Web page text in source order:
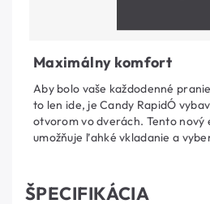
Maximálny komfort
Aby bolo vaše každodenné
to len ide, je Candy RapidÓ
otvorom vo dverách. Tento nový
umožňuje ľahké vkladanie a
ŠPECIFIKÁCIA